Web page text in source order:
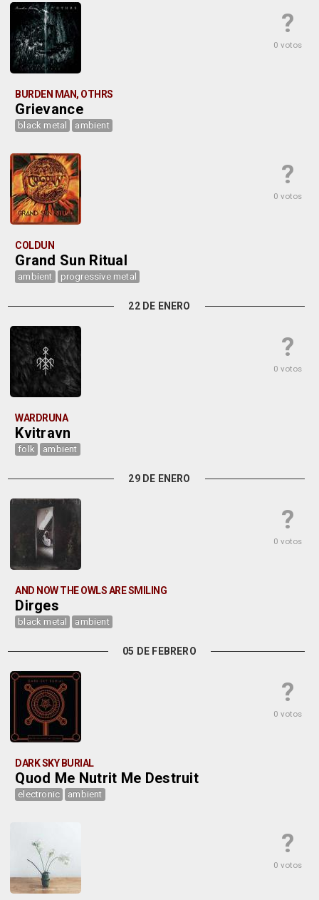
?
0 votos
BURDEN MAN, OTHRS
Grievance
black metal ambient
?
0 votos
COLDUN
Grand Sun Ritual
ambient progressive metal
22 DE ENERO
?
0 votos
WARDRUNA
Kvitravn
folk ambient
29 DE ENERO
?
0 votos
AND NOW THE OWLS ARE SMILING
Dirges
black metal ambient
05 DE FEBRERO
?
0 votos
DARK SKY BURIAL
Quod Me Nutrit Me Destruit
electronic ambient
?
0 votos